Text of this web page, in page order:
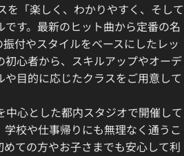
を「楽しく、わかりやすく、そして
す。最新のヒット曲から定番の名
付やスタイルをベースにしたレッ
心者から、スキルアップやオーデ
目的に応じたクラスをご用意して
心とした都内スタジオで開催して
校や仕事帰りにも無理なく通うこ
ての方やお子さまでも安心して利